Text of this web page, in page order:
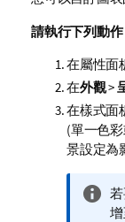
請執行下列動作
在屬性面
在外觀>
在樣式面
(單一色
景設定為
資
訊